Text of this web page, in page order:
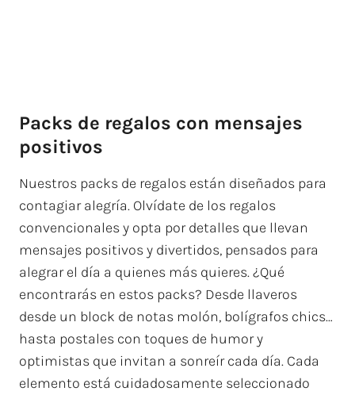
Packs de regalos con mensajes
positivos
Nuestros packs de regalos están diseñados para
contagiar alegría. Olvídate de los regalos
convencionales y opta por detalles que llevan
mensajes positivos y divertidos, pensados para
alegrar el día a quienes más quieres. ¿Qué
encontrarás en estos packs? Desde llaveros
desde un block de notas molón, bolígrafos chics…
hasta postales con toques de humor y
optimistas que invitan a sonreír cada día. Cada
elemento está cuidadosamente seleccionado